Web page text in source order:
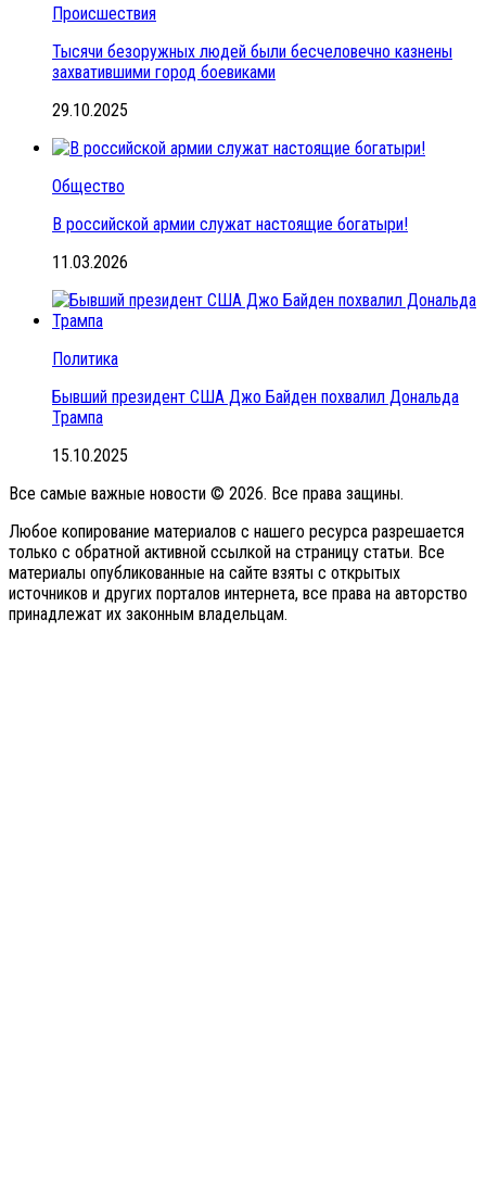
Происшествия
Тысячи безоружных людей были бесчеловечно казнены
захватившими город боевиками
29.10.2025
Общество
В российской армии служат настоящие богатыри!
11.03.2026
Политика
Бывший президент США Джо Байден похвалил Дональда
Трампа
15.10.2025
Все самые важные новости © 2026. Все права защины.
Любое копирование материалов с нашего ресурса разрешается
только с обратной активной ссылкой на страницу статьи. Все
материалы опубликованные на сайте взяты с открытых
источников и других порталов интернета, все права на авторство
принадлежат их законным владельцам.